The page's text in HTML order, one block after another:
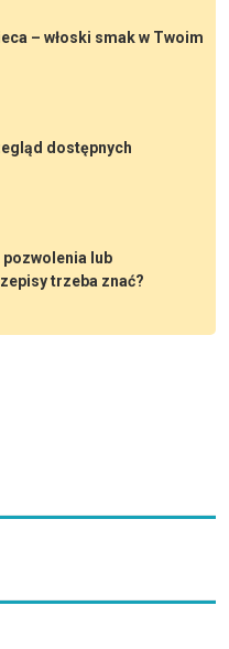
– włoski smak w Twoim
dostępnych
lub
trzeba znać?